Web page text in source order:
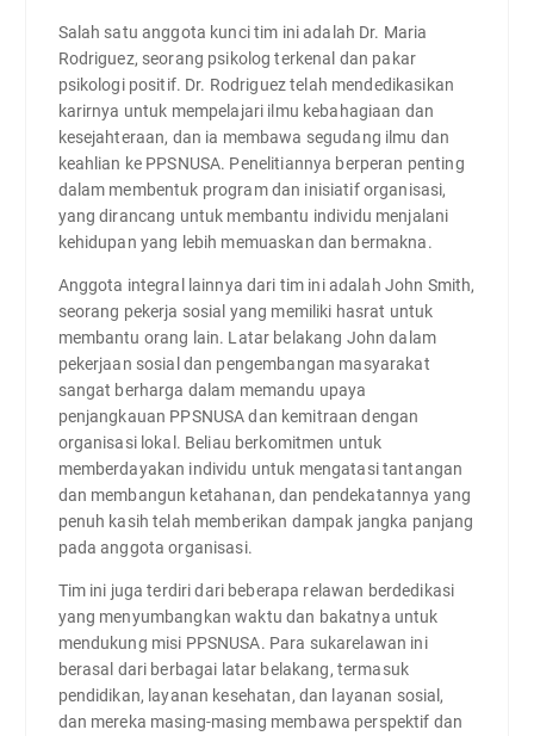
Salah satu anggota kunci tim ini adalah Dr. Maria
Rodriguez, seorang psikolog terkenal dan pakar
psikologi positif. Dr. Rodriguez telah mendedikasikan
karirnya untuk mempelajari ilmu kebahagiaan dan
kesejahteraan, dan ia membawa segudang ilmu dan
keahlian ke PPSNUSA. Penelitiannya berperan penting
dalam membentuk program dan inisiatif organisasi,
yang dirancang untuk membantu individu menjalani
kehidupan yang lebih memuaskan dan bermakna.
Anggota integral lainnya dari tim ini adalah John Smith,
seorang pekerja sosial yang memiliki hasrat untuk
membantu orang lain. Latar belakang John dalam
pekerjaan sosial dan pengembangan masyarakat
sangat berharga dalam memandu upaya
penjangkauan PPSNUSA dan kemitraan dengan
organisasi lokal. Beliau berkomitmen untuk
memberdayakan individu untuk mengatasi tantangan
dan membangun ketahanan, dan pendekatannya yang
penuh kasih telah memberikan dampak jangka panjang
pada anggota organisasi.
Tim ini juga terdiri dari beberapa relawan berdedikasi
yang menyumbangkan waktu dan bakatnya untuk
mendukung misi PPSNUSA. Para sukarelawan ini
berasal dari berbagai latar belakang, termasuk
pendidikan, layanan kesehatan, dan layanan sosial,
dan mereka masing-masing membawa perspektif dan